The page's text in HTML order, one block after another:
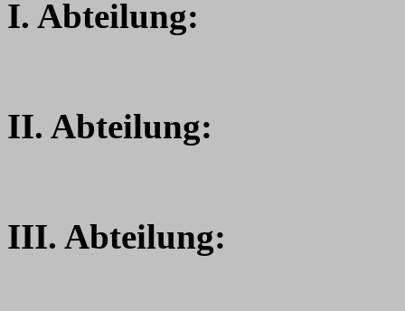
I. Abteilung:
II. Abteilung:
III. Abteilung: